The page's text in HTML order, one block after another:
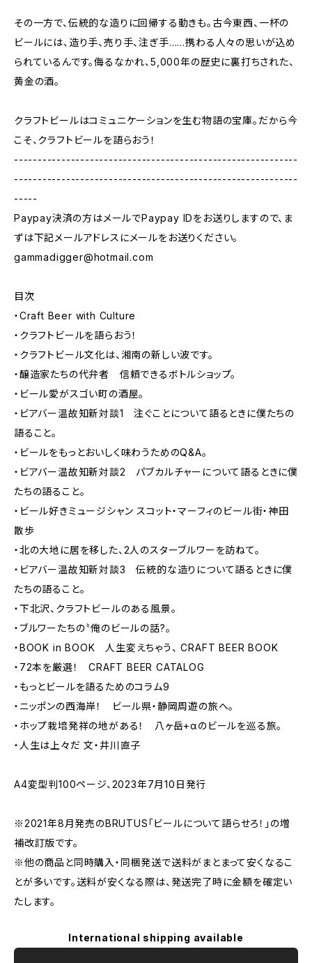
その一方で、伝統的な造りに回帰する動きも。古今東西、一杯の
ビールには、造り手、売り手、注ぎ手……携わる人々の思いが込め
られているんです。侮るなかれ、5,000年の歴史に裏打ちされた、
黄金の酒。
クラフトビールはコミュニケーションを生む物語の宝庫。だから今
こそ、クラフトビールを語らおう！
------------------------------------------------------------
------------------------------------------------------------
-----
Paypay決済の方はメールでPaypay IDをお送りしますので、ま
ずは下記メールアドレスにメールをお送りください。
gammadigger@hotmail.com
目次
・Craft Beer with Culture
・クラフトビールを語らおう！
・クラフトビール文化は、湘南の新しい波です。
・醸造家たちの代弁者 信頼できるボトルショップ。
・ビール愛がスゴい町の酒屋。
・ビアバー温故知新対談1 注ぐことについて語るときに僕たちの
語ること。
・ビールをもっとおいしく味わうためのQ&A。
・ビアバー温故知新対談2 パブカルチャーについて語るときに僕
たちの語ること。
・ビール好きミュージシャン スコット・マーフィのビール街・神田
散歩
・北の大地に居を移した、2人のスターブルワーを訪ねて。
・ビアバー温故知新対談3 伝統的な造りについて語るときに僕
たちの語ること。
・下北沢、クラフトビールのある風景。
・ブルワーたちの〝俺のビールの話?。
・BOOK in BOOK 人生変えちゃう、 CRAFT BEER BOOK
・72本を厳選！ CRAFT BEER CATALOG
・もっとビールを語るためのコラム9
・ニッポンの西海岸！ ビール県・静岡周遊の旅へ。
・ホップ栽培発祥の地がある！ 八ヶ岳+αのビールを巡る旅。
・人生は上々だ 文・井川直子
A4変型判100ページ、2023年7月10日発行
※2021年8月発売のBRUTUS「ビールについて語らせろ！」の増
補改訂版です。
※他の商品と同時購入・同梱発送で送料がまとまって安くなるこ
とが多いです。送料が安くなる際は、発送完了時に金額を確定い
たします。
International shipping available